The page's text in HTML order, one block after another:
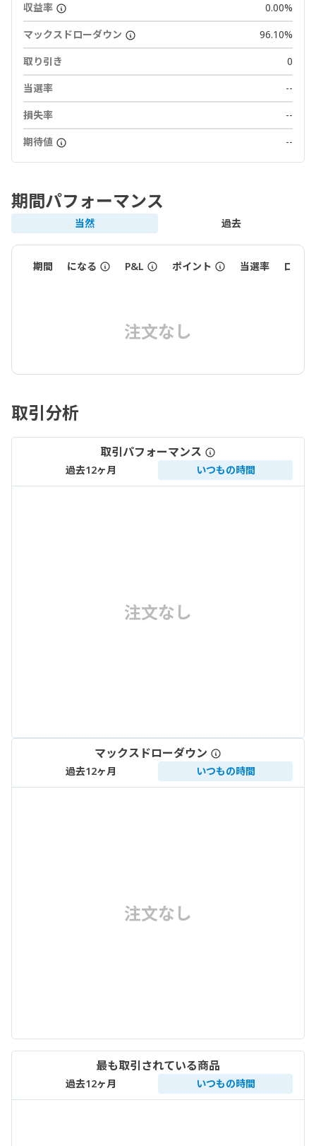
収益率
0.00%
マックスドローダウン
96.10%
取り引き
0
当選率
--
損失率
--
期待値
--
期間パフォーマンス
当然 過去
期間 になる P&L ポイント 当選率 ロット
注文なし
取引分析
取引パフォーマンス
過去12ヶ月 いつもの時間
注文なし
マックスドローダウン
過去12ヶ月 いつもの時間
注文なし
最も取引されている商品
過去12ヶ月 いつもの時間